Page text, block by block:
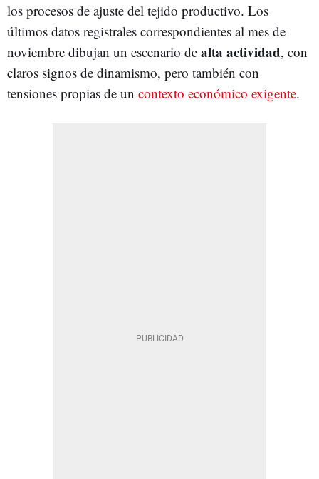
los procesos de ajuste del tejido productivo. Los
últimos datos registrales correspondientes al mes de
noviembre dibujan un escenario de alta actividad, con
claros signos de dinamismo, pero también con
tensiones propias de un contexto económico exigente.